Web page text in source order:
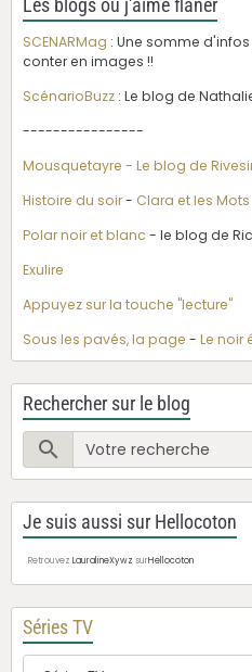
Les blogs où j'aime flâner
SCENARMag : Une somme
conter en images !!
ScénarioBuzz : Le blog de
----------------
Mousquetayre - Le blog de
Histoire du soir- Clara et les Mots
Polar noir et blanc - le blog de
Exulire
Appuyez sur la touche "lecture"
Sous les pavés, la page - Le noir
Rechercher sur le blog
Je suis aussi sur Hellocoton
Retrouvez LauralineXywz surHellocoton
Séries TV